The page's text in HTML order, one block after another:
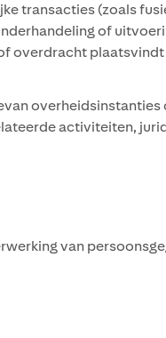
transacties (zoals
of
overdracht plaatsvindt
overheidsinstanties
activiteiten,
van